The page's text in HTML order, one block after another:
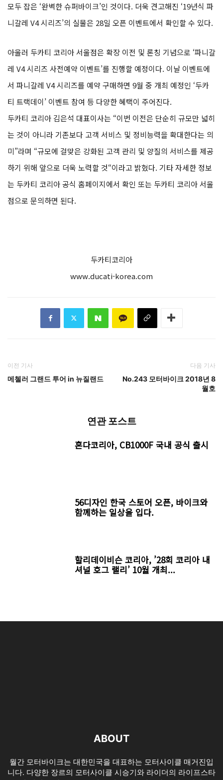
모두 잡은 ‘완벽한 슈퍼바이크’인 것이다. 더욱 견고해진 ‘19년식 파
니갈레 V4 시리즈’의 실물은 28일 오픈 이벤트에서 확인할 수 있다.
아울러 두카티 코리아 서울점은 확장 이전 및 론칭 기념으로 ‘파니갈
레 V4 시리즈 사전예약 이벤트’를 진행할 예정이다. 이날 이벤트에
서 파니갈레 V4 시리즈를 예약 구매하면 9월 중 개최 예정인 ‘두카
티 트랙데이’ 이벤트 참여 등 다양한 혜택이 주어진다.
두카티 코리아 김은석 대표이사는 “이번 이전은 단순히 규모만 넓히
는 것이 아니라 기존보다 고객 서비스 및 정비능력을 확대한다는 의
미”라며 “규모에 걸맞은 강화된 고객 관리 및 양질의 서비스를 제공
하기 위해 앞으로 더욱 노력할 것“이라고 밝혔다. 기타 자세한 정보
는 두카티 코리아 공식 홈페이지에서 확인 또는 두카티 코리아 서울
점으로 문의하면 된다.
두카티코리아
www.ducati-korea.com
이전 기사
메첼러 그랜드 투어 in 뉴질랜드
다음 기사
No.243 모터바이크 2018년 8
월호
연관 포스트
혼다코리아, CB1000F 국내 공식 출시
56디자인 한국 스토어 오픈, 바이크와
함께하는 일상을 입다.
할리데이비슨 코리아, ’28회 코리아 내
셔널 호그 랠리’ 10월 개최...
ABOUT
월간 모터바이크는 대한민국을 대표하는 모터사이클 매거진입
니다. 다양한 장르의 모터사이클 시승기와 라이더의 라이프스타